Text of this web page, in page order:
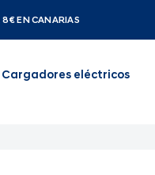
8€ EN CANARIAS
Cargadores eléctricos